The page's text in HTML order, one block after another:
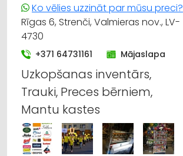
Ko vēlies uzzināt par mūsu preci?
Rīgas 6, Strenči, Valmieras nov., LV-
4730
+371 64731161 Mājaslapa
Uzkopšanas inventārs,
Trauki, Preces bērniem,
Mantu kastes